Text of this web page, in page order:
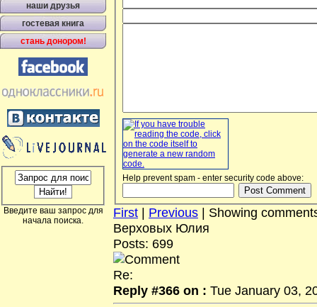
наши друзья
гостевая книга
стань донором!
Введите ваш запрос для
начала поиска.
Help prevent spam - enter security code above:
First | Previous | Showing
Верховых Юлия
Posts: 699
Re:
Reply #366 on : Tue January 03,